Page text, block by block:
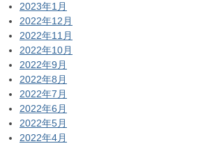
2023年1月
2022年12月
2022年11月
2022年10月
2022年9月
2022年8月
2022年7月
2022年6月
2022年5月
2022年4月